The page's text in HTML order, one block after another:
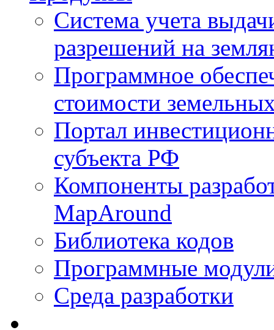
Система учета
разрешений на
Программное
стоимости
Портал
субъекта РФ
Компоненты
MapAround
Библиотека кодов
Программные
Среда разработки